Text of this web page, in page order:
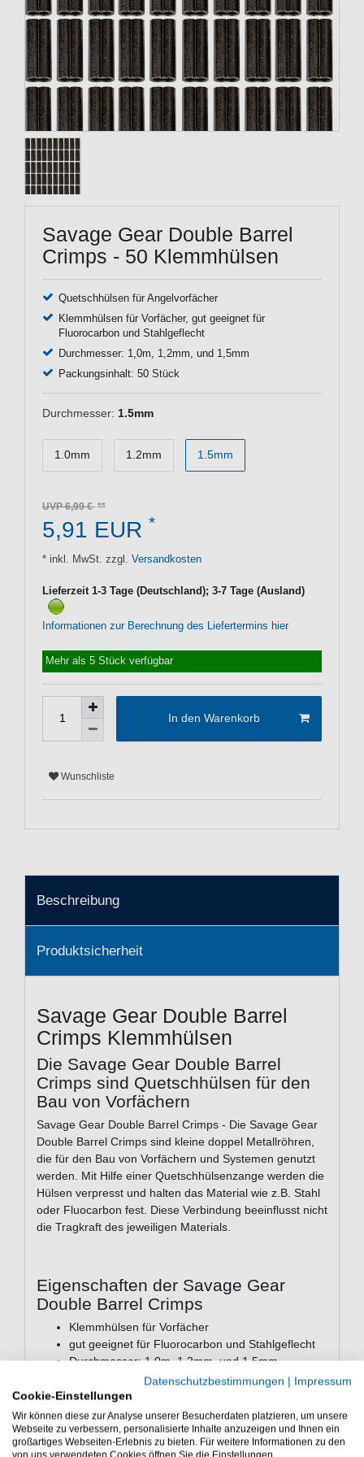
Savage Gear Double Barrel
Crimps - 50 Klemmhülsen
Quetschhülsen für Angelvorfächer
Klemmhülsen für Vorfächer, gut geeignet für
Fluorocarbon und Stahlgeflecht
Durchmesser: 1,0m, 1,2mm, und 1,5mm
Packungsinhalt: 50 Stück
Durchmesser: 1.5mm
1.0mm 1.2mm 1.5mm
UVP 6,99 €
5,91 EUR *
* inkl. MwSt. zzgl. Versandkosten
Lieferzeit 1-3 Tage (Deutschland); 3-7 Tage (Ausland)
Informationen zur Berechnung des Liefertermins hier
Mehr als 5 Stück verfügbar
In den Warenkorb
Wunschliste
Beschreibung
Produktsicherheit
Savage Gear Double Barrel
Crimps Klemmhülsen
Die Savage Gear Double Barrel
Crimps sind Quetschhülsen für den
Bau von Vorfächern
Savage Gear Double Barrel Crimps - Die Savage Gear
Double Barrel Crimps sind kleine doppel Metallröhren,
die für den Bau von Vorfächern und Systemen genutzt
werden. Mit Hilfe einer Quetschhülsenzange werden die
Hülsen verpresst und halten das Material wie z.B. Stahl
oder Fluocarbon fest. Diese Verbindung beeinflusst nicht
die Tragkraft des jeweiligen Materials.
Eigenschaften der Savage Gear
Double Barrel Crimps
Klemmhülsen für Vorfächer
gut geeignet für Fluorocarbon und Stahlgeflecht
Durchmesser: 1,0m, 1,2mm, und 1,5mm
Packungsinhalt: 50 Stück
Die Savage Gear Double Barrel Crimps sind
Quetschhülsen für den Vorfachbau - Die Quetschhülsen
sind gut geeignet für Fluorocarbon und Stahlgeflecht.
Datenschutzbestimmungen | Impressum
Cookie-Einstellungen
Wir können diese zur Analyse unserer Besucherdaten platzieren, um unsere
Webseite zu verbessern, personalisierte Inhalte anzuzeigen und Ihnen ein
großartiges Webseiten-Erlebnis zu bieten. Für weitere Informationen zu den
von uns verwendeten Cookies öffnen Sie die Einstellungen.